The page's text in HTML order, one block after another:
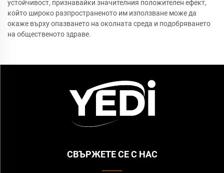
устойчивост, признавайки значителния положителен ефект,
който широко разпространеното им използване може да
окаже върху опазването на околната среда и подобряването
на общественото здраве.
СВЪРЖЕТЕ СЕ С НАС